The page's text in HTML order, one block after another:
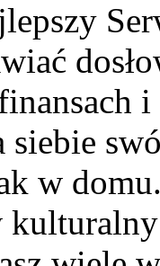
siebie
w